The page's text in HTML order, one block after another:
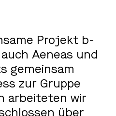
Projekt b-
Aeneas und
gemeinsam
zur Gruppe
arbeiteten wir
über